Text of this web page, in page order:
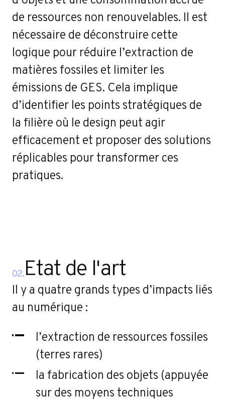
de ressources non renouvelables. Il est
nécessaire de déconstruire cette
logique pour réduire l’extraction de
matières fossiles et limiter les
émissions de GES. Cela implique
d’identifier les points stratégiques de
la filière où le design peut agir
efficacement et proposer des solutions
réplicables pour transformer ces
pratiques.
02.Etat de l'art
Il y a quatre grands types d’impacts liés
au numérique :
l’extraction de ressources fossiles
(terres rares)
la fabrication des objets (appuyée
sur des moyens techniques